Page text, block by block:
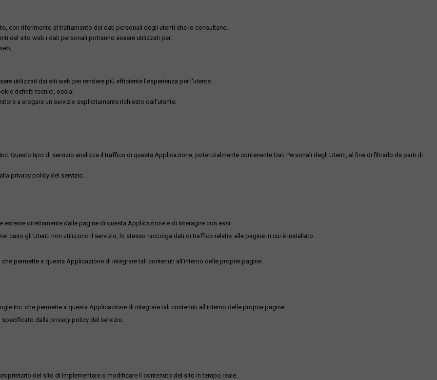
con riferimento al trattamento dei dati personali degli utenti che lo consultano.
del sito web i dati personali potranno essere utilizzati per:
utilizzati dai siti web per rendere più efficiente l'esperienza per l'utente.
definiti tecnici, ossia:
a erogare un servizio esplicitamente richiesto dall'utente;
Questo tipo di servizio analizza il traffico di questa Applicazione, potenzialmente contenente Dati Personali degli Utenti, al fine di filtrarlo da parti di
privacy policy del servizio.
direttamente dalle pagine di questa Applicazione e di interagire con essi.
caso gli Utenti non utilizzino il servizio, lo stesso raccolga dati di traffico relativi alle pagine in cui è installato.
permette a questa Applicazione di integrare tali contenuti all'interno delle proprie pagine.
Inc. che permette a questa Applicazione di integrare tali contenuti all'interno delle proprie pagine.
dalla privacy policy del servizio.
del sito di implementare o modificare il contenuto del sito in tempo reale.